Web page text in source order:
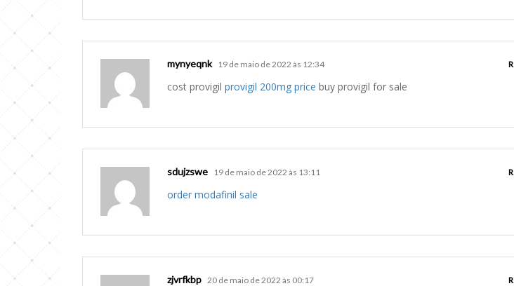
mynyeqnk 19 de maio de 2022 às 12:34
cost provigil provigil 200mg price buy provigil for sale
sdujzswe 19 de maio de 2022 às 13:11
order modafinil sale
zjvrfkbp 20 de maio de 2022 às 00:17